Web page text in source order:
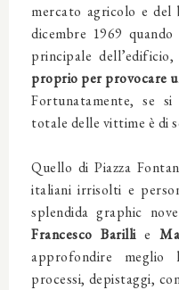
mercato agricolo e del
dicembre 1969
principale
proprio per provocare
Fortunatamente, se si
totale delle vittime è di
Quello di Piazza
italiani irrisolti e
splendida graphic
Francesco Barillie
approfondire meglio
processi, depistaggi,